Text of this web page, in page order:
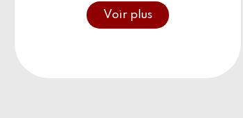
Voir plus